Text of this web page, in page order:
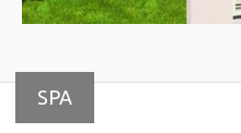
SPA